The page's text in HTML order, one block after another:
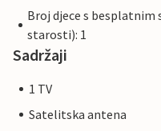
Broj djece s
starosti): 1
Sadržaji
1 TV
Satelitska antena